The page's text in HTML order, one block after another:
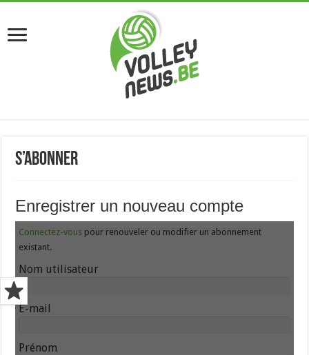
S’abonner
Enregistrer un nouveau compte
Connectez-vous pour renouveler ou modifier un abonnement
existant.
Nom utilisateur
E-mail
Prénom